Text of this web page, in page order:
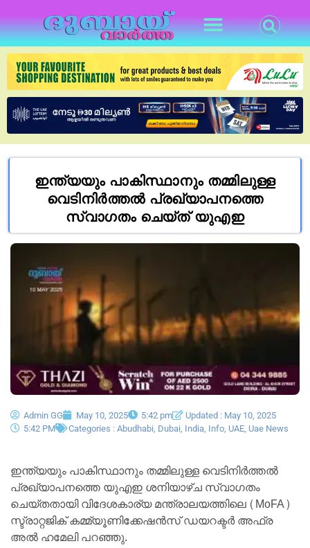
ഇന്ത്യയും പാകിസ്ഥാനും തമ്മിലുള്ള
വെടിനിർത്തൽ പ്രഖ്യാപനത്തെ
സ്വാഗതം ചെയ്ത് യുഎഇ
Admin GG May 10, 2025 5:42 pm
Updated : May 10, 2025
5:42 PM
Categories : Abudhabi Dubai India Info UAE Uae News
ഇന്ത്യയും പാകിസ്ഥാനും തമ്മിലുള്ള വെടിനിർത്തൽ
പ്രഖ്യാപനത്തെ യുഎഇ ശനിയാഴ്ച സ്വാഗതം
ചെയ്തതായി വിദേശകാര്യ മന്ത്രാലയത്തിലെ (MoFA)
സ്ട്രാറ്റജിക് കമ്മ്യൂണിക്കേഷൻസ് ഡയറക്ടർ അഫ്ര
അൽ ഹമേലി പറഞ്ഞു.